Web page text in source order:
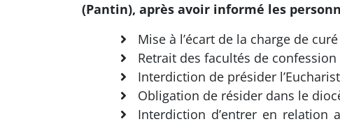
(Pantin), après avoir informé les
Mise à l’écart de la charge de
Retrait des facultés de confession
Interdiction de présider
Obligation de résider dans le
Interdiction d’entrer en relation